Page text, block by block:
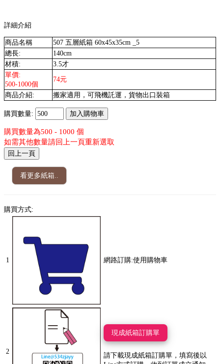
詳細介紹
商品名稱
507 五層紙箱 60x45x35cm _5
總長:
140cm
材積:
3.5才
單價:
500-1000個
74元
商品介紹: 搬家適用，可飛機託運，貨物出口裝箱
購買數量:
購買數量為500 - 1000 個
如需其他數量請回上一頁重新選取
看更多紙箱..
購買方式:
1 網路訂購:使用購物車
2
現成紙箱訂購單
請下載現成紙箱訂購單，填寫後以